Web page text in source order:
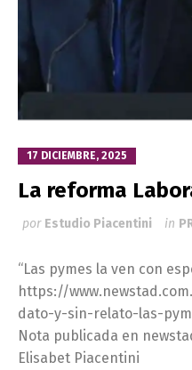
17 DICIEMBRE, 2025
La reforma
por Estudio Piacentini in
“Las pymes la ven con
https://
dato-y-sin-relato-las-
Nota publicada en
Elisabet Piacentini